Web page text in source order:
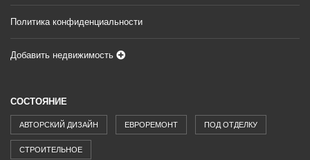
Политика конфиденциальности
Добавить недвижимость
СОСТОЯНИЕ
АВТОРСКИЙ ДИЗАЙН ЕВРОРЕМОНТ ПОД ОТДЕЛКУ
СТРОИТЕЛЬНОЕ